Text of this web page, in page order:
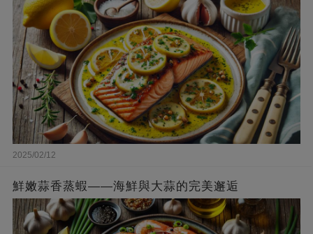
2025/02/12
鮮嫩蒜香蒸蝦——海鮮與大蒜的完美邂逅